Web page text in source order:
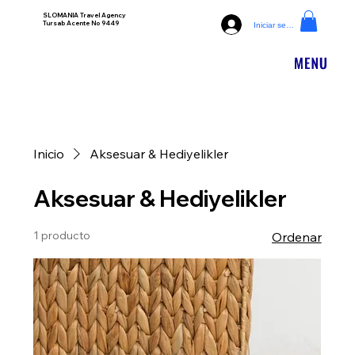
SLOMANIA Travel Agency
Tursab Acente No 9449
Iniciar sesión
Inicio Aksesuar & Hediyelikler
Aksesuar & Hediyelikler
1 producto Ordenar